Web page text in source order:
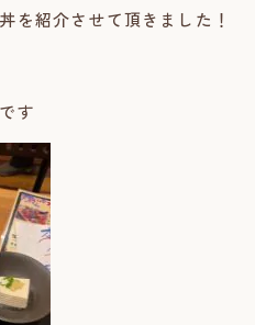
を紹介させて頂きました！
す